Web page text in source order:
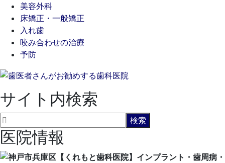
美容外科
床矯正・一般矯正
入れ歯
咬み合わせの治療
予防
サイト内検索
医院情報